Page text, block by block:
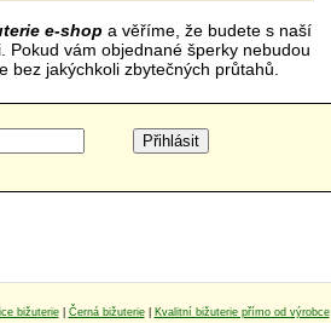
e-shop a věříme, že budete s naší
Pokud vám objednané šperky nebudou
bez jakýchkoli zbytečných průtahů.
bižuterie| Černá bižuterie|
Kvalitní bižuterie přímo od výrobce